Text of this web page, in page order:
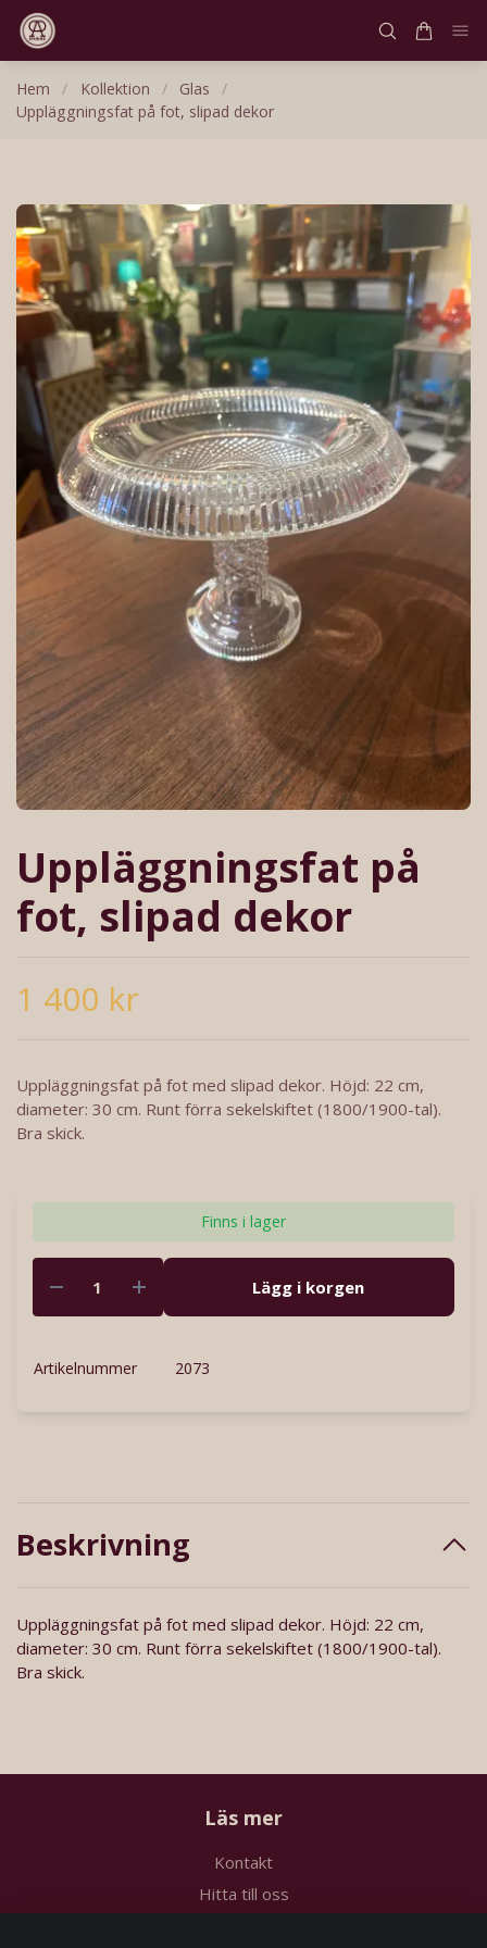
Hem / Kollektion / Glas
/
Uppläggningsfat på fot, slipad dekor
Uppläggningsfat på
fot, slipad dekor
1 400 kr
Uppläggningsfat på fot med slipad dekor. Höjd: 22 cm,
diameter: 30 cm. Runt förra sekelskiftet (1800/1900-tal).
Bra skick.
Finns i lager
Lägg i korgen
Artikelnummer 2073
Beskrivning
Uppläggningsfat på fot med slipad dekor. Höjd: 22 cm,
diameter: 30 cm. Runt förra sekelskiftet (1800/1900-tal).
Bra skick.
Läs mer
Kontakt
Hitta till oss